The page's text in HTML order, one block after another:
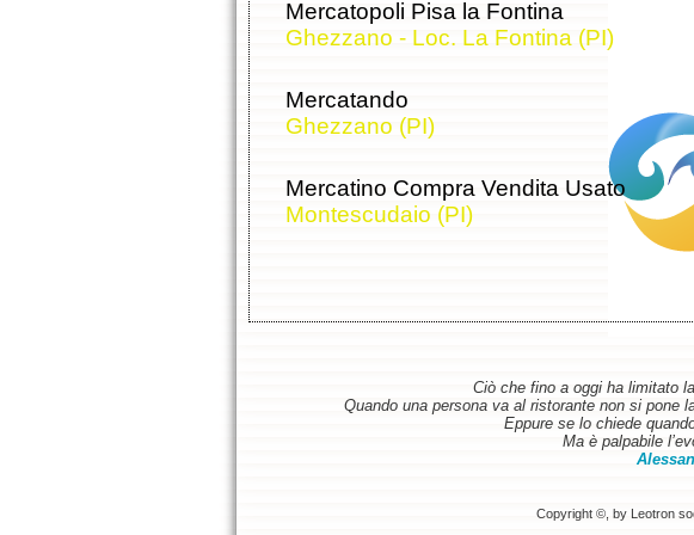
Mercatopoli Pisa la Fontina
Ghezzano - Loc. La Fontina (PI)
Mercatando
Ghezzano (PI)
Mercatino Compra Vendita Usato
Montescudaio (PI)
Ciò che fino a oggi ha limitato
Quando una persona va al ristorante non si pone
Eppure se lo chiede
Ma è palpabile
Copyright ©, by Leotron